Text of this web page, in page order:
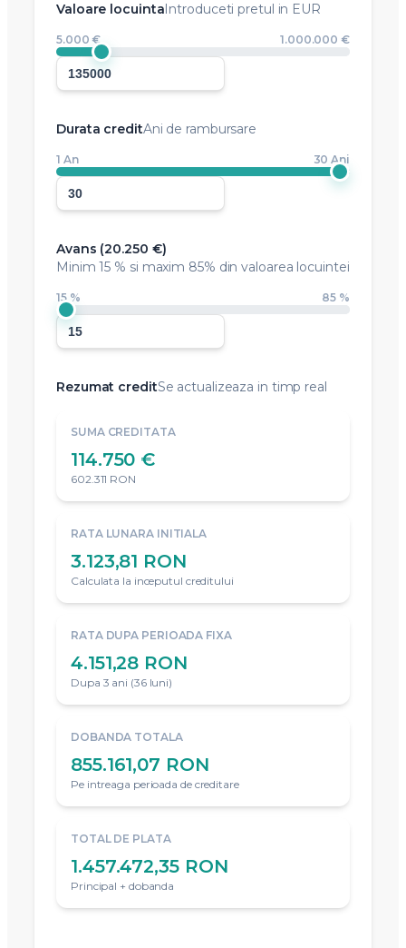
Valoare locuintaIntroduceti pretul in EUR
5.000 € 1.000.000 €
Durata creditAni de rambursare
1 An 30 Ani
Avans (20.250 €)
Minim15 % si maxim 85% din valoarea locuintei
15 % 85 %
Rezumat creditSe actualizeaza in timp real
SUMA CREDITATA
114.750 €
602.311 RON
RATA LUNARA INITIALA
3.123,81 RON
Calculata la inceputul creditului
RATA DUPA PERIOADA FIXA
4.151,28 RON
Dupa 3 ani (36 luni)
DOBANDA TOTALA
855.161,07 RON
Pe intreaga perioada de creditare
TOTAL DE PLATA
1.457.472,35 RON
Principal + dobanda